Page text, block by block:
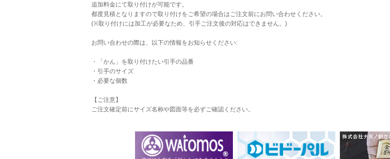
追加料金にて取り付けが可能です。
都度見積となりますので取り付けをご希望の場合はご注文前にお問い合わせください。
(※取り付けには加工が必要なため、引手ご注文後の対応はできません。)
お問い合わせの際は、以下の情報をお知らせください:
・「かん」を取り付けたい引手の品番
・引手のサイズ
・必要な個数
【ご注意】
ご注文確定前にサイズ名称や図面等を必ずご確認ください。